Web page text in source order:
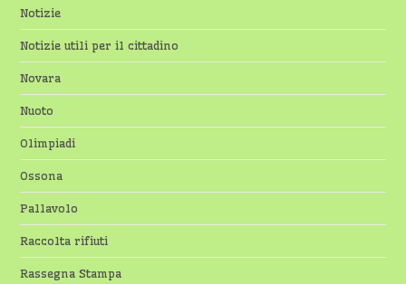
Notizie
Notizie utili per il cittadino
Novara
Nuoto
Olimpiadi
Ossona
Pallavolo
Raccolta rifiuti
Rassegna Stampa